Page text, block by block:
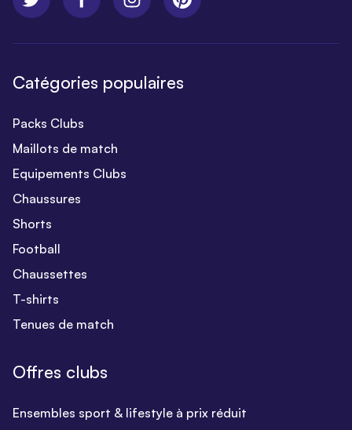
Catégories populaires
Packs Clubs
Maillots de match
Equipements Clubs
Chaussures
Shorts
Football
Chaussettes
T-shirts
Tenues de match
Offres clubs
Ensembles sport & lifestyle à prix réduit